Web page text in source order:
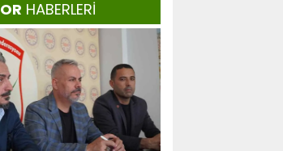
HABERLERİ